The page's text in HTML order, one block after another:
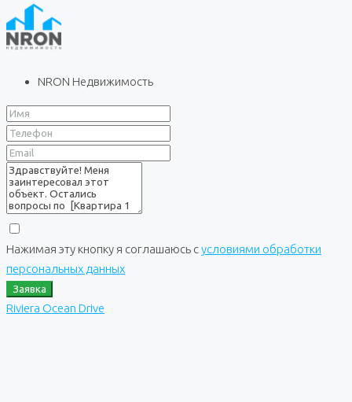
NRON Недвижимость
Нажимая эту кнопку я соглашаюсь сусловиями обработки
персональных данных
Заявка
Riviera Ocean Drive